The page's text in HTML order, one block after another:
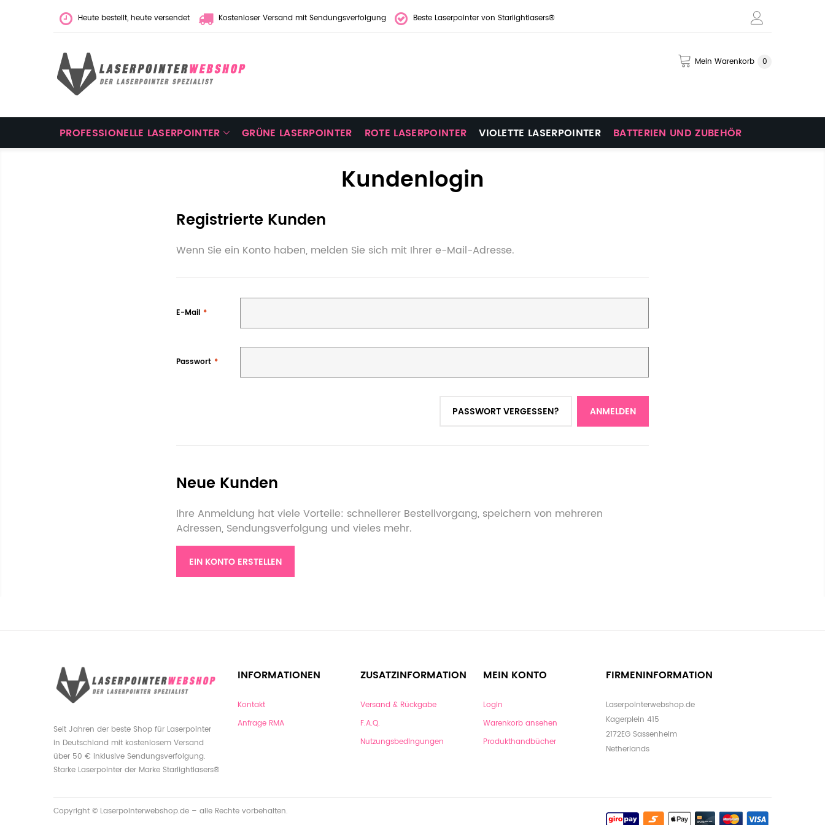
Heute bestellt, heute versendet Kostenloser Versand mit Sendungsverfolgung Beste Laserpointer von Starlightlasers®
Mein Warenkorb 0
PROFESSIONELLE LASERPOINTER GRÜNE LASERPOINTER ROTE LASERPOINTER VIOLETTE LASERPOINTER BATTERIEN UND ZUBEHÖR
Kundenlogin
Registrierte Kunden
Wenn Sie ein Konto haben, melden Sie sich mit Ihrer e-Mail-Adresse.
E-Mail
Passwort
ANMELDEN
PASSWORT VERGESSEN?
Neue Kunden
Ihre Anmeldung hat viele Vorteile: schnellerer Bestellvorgang, speichern von mehreren
Adressen, Sendungsverfolgung und vieles mehr.
EIN KONTO ERSTELLEN
Seit Jahren der beste Shop für Laserpointer
in Deutschland mit kostenlosem Versand
über 50 € inklusive Sendungsverfolgung.
Starke Laserpointer der Marke Starlightlasers®
INFORMATIONEN
Kontakt
Anfrage RMA
ZUSATZINFORMATION
Versand & Rückgabe
F.A.Q.
Nutzungsbedingungen
MEIN KONTO
Login
Warenkorb ansehen
Produkthandbücher
FIRMENINFORMATION
Laserpointerwebshop.de
Kagerplein 415
2172EG Sassenheim
Netherlands
Copyright © Laserpointerwebshop.de – alle Rechte vorbehalten.